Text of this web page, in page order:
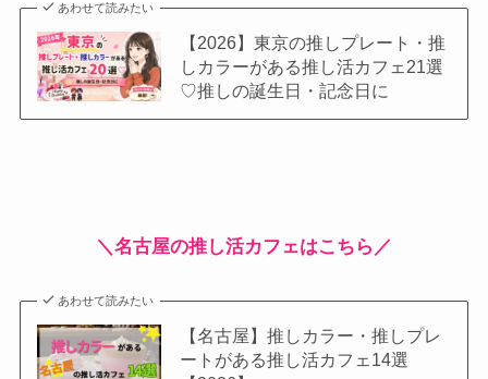
あわせて読みたい
【2026】東京の推しプレート・推
しカラーがある推し活カフェ21選
♡推しの誕生日・記念日に
＼名古屋の推し活カフェはこちら／
あわせて読みたい
【名古屋】推しカラー・推しプレ
ートがある推し活カフェ14選